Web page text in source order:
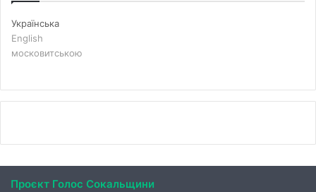
Українська
English
московитською
Проєкт Голос Сокальщини